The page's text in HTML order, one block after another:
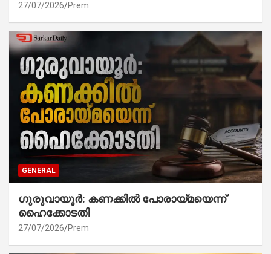
27/07/2026 Prem
GENERAL
ഗുരുവായൂർ: കണക്കിൽ പോരായ്മയെന്ന്
ഹൈക്കോടതി
27/07/2026 Prem